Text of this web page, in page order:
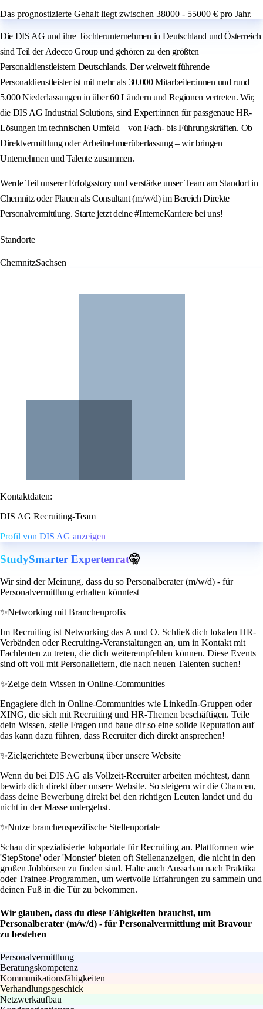
Das prognostizierte Gehalt liegt zwischen 38000 - 55000 € pro Jahr.
Die DIS AG und ihre Tochterunternehmen in Deutschland und Österreich
sind Teil der Adecco Group und gehören zu den größten
Personaldienstleistern Deutschlands. Der weltweit führende
Personaldienstleister ist mit mehr als 30.000 Mitarbeiter:innen und rund
5.000 Niederlassungen in über 60 Ländern und Regionen vertreten. Wir,
die DIS AG Industrial Solutions, sind Expert:innen für passgenaue HR-
Lösungen im technischen Umfeld – von Fach- bis Führungskräften. Ob
Direktvermittlung oder Arbeitnehmerüberlassung – wir bringen
Unternehmen und Talente zusammen.
Werde Teil unserer Erfolgsstory und verstärke unser Team am Standort in
Chemnitz oder Plauen als Consultant (m/w/d) im Bereich Direkte
Personalvermittlung. Starte jetzt deine #InterneKarriere bei uns!
Standorte
ChemnitzSachsen
Kontaktdaten:
DIS AG Recruiting-Team
Profil von DIS AG anzeigen
StudySmarter Expertenrat🤫
Wir sind der Meinung, dass du so Personalberater (m/w/d) - für
Personalvermittlung erhalten könntest
✨Networking mit Branchenprofis
Im Recruiting ist Networking das A und O. Schließ dich lokalen HR-
Verbänden oder Recruiting-Veranstaltungen an, um in Kontakt mit
Fachleuten zu treten, die dich weiterempfehlen können. Diese Events
sind oft voll mit Personalleitern, die nach neuen Talenten suchen!
✨Zeige dein Wissen in Online-Communities
Engagiere dich in Online-Communities wie LinkedIn-Gruppen oder
XING, die sich mit Recruiting und HR-Themen beschäftigen. Teile
dein Wissen, stelle Fragen und baue dir so eine solide Reputation auf –
das kann dazu führen, dass Recruiter dich direkt ansprechen!
✨Zielgerichtete Bewerbung über unsere Website
Wenn du bei DIS AG als Vollzeit-Recruiter arbeiten möchtest, dann
bewirb dich direkt über unsere Website. So steigern wir die Chancen,
dass deine Bewerbung direkt bei den richtigen Leuten landet und du
nicht in der Masse untergehst.
✨Nutze branchenspezifische Stellenportale
Schau dir spezialisierte Jobportale für Recruiting an. Plattformen wie
'StepStone' oder 'Monster' bieten oft Stellenanzeigen, die nicht in den
großen Jobbörsen zu finden sind. Halte auch Ausschau nach Praktika
oder Trainee-Programmen, um wertvolle Erfahrungen zu sammeln und
deinen Fuß in die Tür zu bekommen.
Wir glauben, dass du diese Fähigkeiten brauchst, um
Personalberater (m/w/d) - für Personalvermittlung mit Bravour
zu bestehen
Personalvermittlung
Beratungskompetenz
Kommunikationsfähigkeiten
Verhandlungsgeschick
Netzwerkaufbau